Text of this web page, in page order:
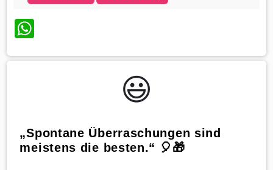
WhatsApp
😃️
„Spontane Überraschungen sind
meistens die besten.“ 🎈🎁